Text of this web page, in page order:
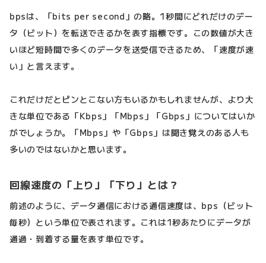
bpsは、「bits per second」の略。1秒間にどれだけのデー
タ（ビット）を転送できるかを表す指標です。この数値が大き
いほど短時間で多くのデータを送受信できるため、「速度が速
い」と言えます。
これだけだとピンとこない方もいるかもしれませんが、より大
きな単位である「Kbps」「Mbps」「Gbps」についてはいか
がでしょうか。「Mbps」や「Gbps」は聞き覚えのある人も
多いのではないかと思います。
回線速度の「上り」「下り」とは？
前述のように、データ通信における通信速度は、bps（ビット
毎秒）という単位で表されます。これは1秒あたりにデータが
通過・到着する量を表す単位です。